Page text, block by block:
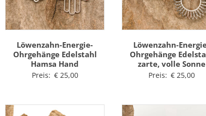
Löwenzahn-Energie-
Ohrgehänge Edelstahl
Hamsa Hand
Preis: €25,00
Löwenzahn-
Ohrgehänge
zarte, volle Sonne
Preis: €25,00